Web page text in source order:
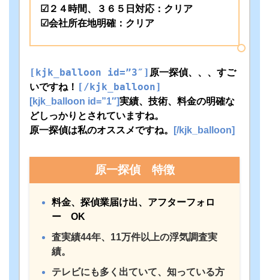
☑２４時間、３６５日対応：クリア
☑会社所在地明確：クリア
[kjk_balloon id=”3″] 原一探偵、、、すご
いですね！ [/kjk_balloon]
[kjk_balloon id=”1″]実績、技術、料金の明確な
どしっかりとされていますね。
原一探偵は私のオススメですね。
[/kjk_balloon]
原一探偵 特徴
料金、探偵業届け出、アフターフォロ
ー OK
査実績44年、11万件以上の浮気調査実
績。
テレビにも多く出ていて、知っている方